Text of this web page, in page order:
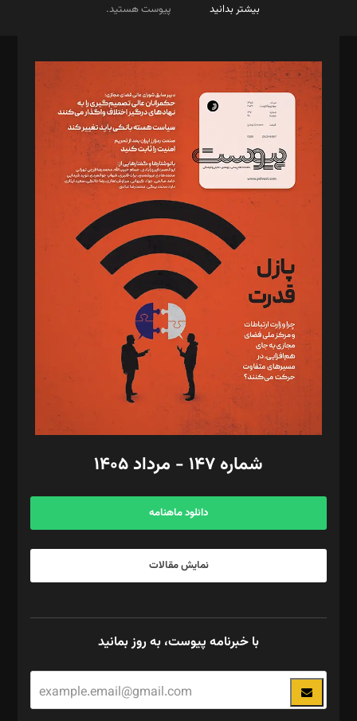
بیشتر بدانید
پیوست هستید.
مدیر مسئول: محمدباقر اثنی‌عشری
سردبیر: مهرک محمودی
دبیر تحریریه: میثم قاسمی
د‌بیر ناداستان: سمانه سمیع
د‌بیر خدمت و تجارت: ابوالفضل رجبی
د‌بیر حقوق فناوری: حسام‌الدین ایپکچی
د‌بیر پیوست جهان: مینا پاکدل
د‌بیر تحریریه آنلاین: بابک نقاش
تحریریه‌: مجتبی محمود‌ی، آرش برهمند، یسنا امان‌پور، سروش کرمیان،
مصطفی مسجدی آرانی، ابوالفضل رجبی، زهرا فکرانه، فائزه فتحی
رستمی،مصطفی باستان
ویرایش: نگار استاد‌‌آقا
طراح یونیفرم: مجید توکلی
فیلمبرداری و عکاسی: امیر شفیعی، مانی لطفی زاده
گرافیک و صفحه‌آرایی: سید‌سبحان‌علی ثابت
مد‌یر توسعه تجاری: کامبیز برید‌
امور مالی: شاپور رهبری، محمد‌ کاظمی‌نیا
آگهی و مشترکین: ۰۹۱۹۹۹۹۰۴۵۴
شماره ۱۴۷ - مرداد ۱۴۰۵
دانلود ماهنامه
نمایش مقالات
با خبرنامه پیوست، به روز بمانید